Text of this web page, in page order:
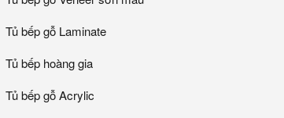
Tủ bếp gỗ Laminate
Tủ bếp hoàng gia
Tủ bếp gỗ Acrylic